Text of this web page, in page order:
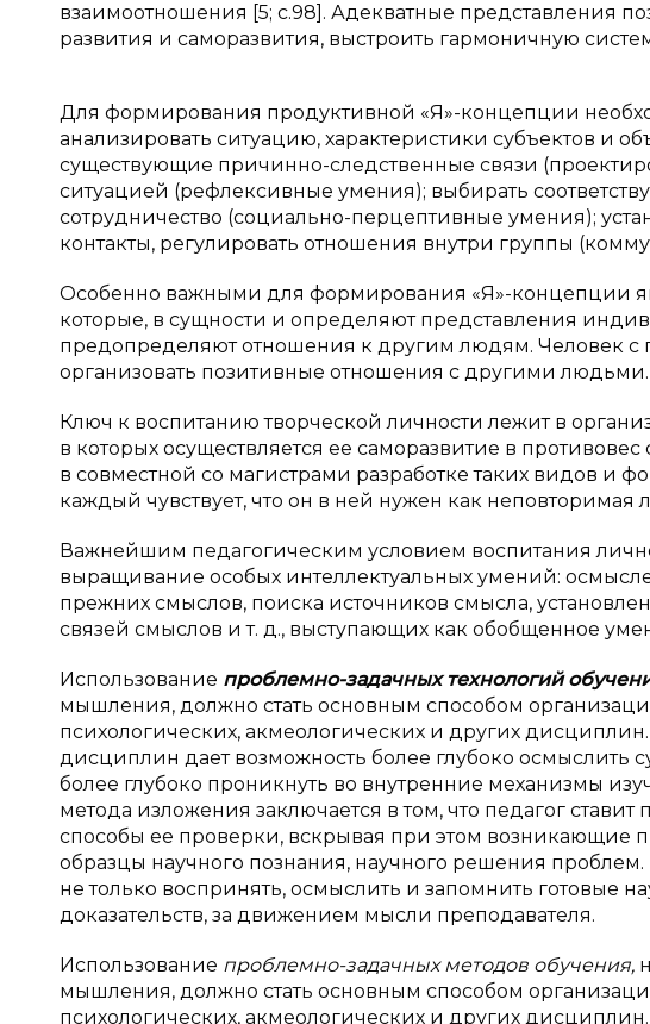
взаимоотношения [5; с.98]. Адекватные представления
развития и саморазвития, выстроить гармоничную
Для формирования продуктивной «Я»-концепции
анализировать ситуацию, характеристики субъектов и
существующие причинно-следственные связи
ситуацией (рефлексивные умения); выбирать
сотрудничество (социально-перцептивные умения);
контакты, регулировать отношения внутри группы
Особенно важными для формирования «Я»-концепции
которые, в сущности и определяют представления
предопределяют отношения к другим людям. Человек с
организовать позитивные отношения с другими людьми.
Ключ к воспитанию творческой личности лежит в
в которых осуществляется ее саморазвитие в
в совместной со магистрами разработке таких видов и
каждый чувствует, что он в ней нужен как неповторимая
Важнейшим педагогическим условием воспитания
выращивание особых интеллектуальных умений:
прежних смыслов, поиска источников смысла,
связей смыслов и т. д., выступающих как обобщенное
Использование проблемно-задачных технологий
мышления, должно стать основным способом
психологических, акмеологических и других дисциплин.
дисциплин дает возможность более глубоко осмыслить
более глубоко проникнуть во внутренние механизмы
метода изложения заключается в том, что педагог
способы ее проверки, вскрывая при этом возникающие
образцы научного познания, научного решения
не только воспринять, осмыслить и запомнить готовые
доказательств, за движением мысли преподавателя.
Использование проблемно-задачных методов обучения,
мышления, должно стать основным способом
психологических, акмеологических и других дисциплин.